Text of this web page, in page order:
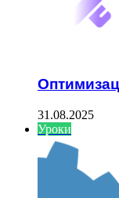
31.08.2025
Уроки